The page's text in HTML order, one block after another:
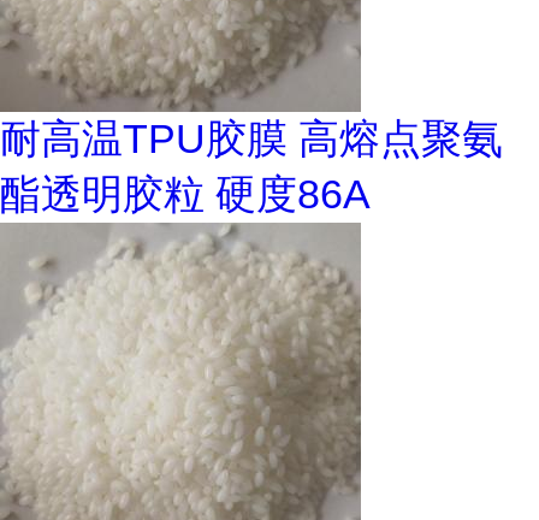
耐高温TPU胶膜 高熔点聚氨
酯透明胶粒 硬度86A